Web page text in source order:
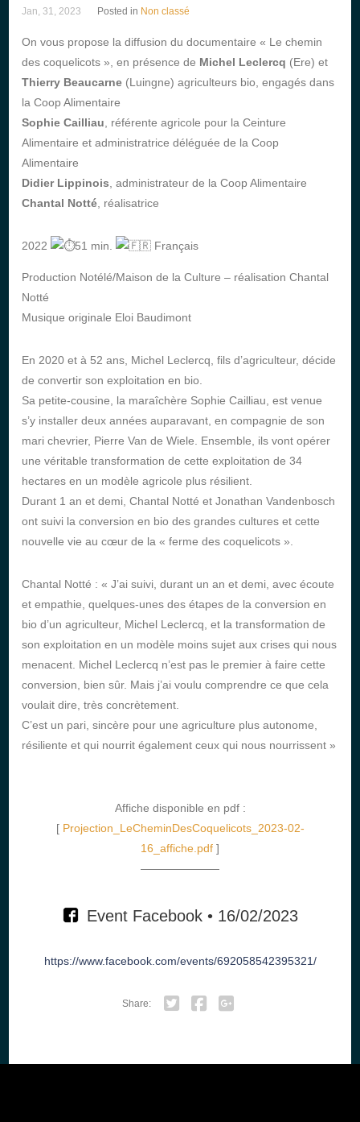
Jan, 31, 2023 Posted in Non classé
On vous propose la diffusion du documentaire « Le chemin
des coquelicots », en présence de Michel Leclercq (Ere) et
Thierry Beaucarne (Luingne) agriculteurs bio, engagés dans
la Coop Alimentaire
Sophie Cailliau , référente agricole pour la Ceinture
Alimentaire et administratrice déléguée de la Coop
Alimentaire
Didier Lippinois , administrateur de la Coop Alimentaire
Chantal Notté , réalisatrice
2022 51 min. Français
Production Notélé/Maison de la Culture – réalisation Chantal
Notté
Musique originale Eloi Baudimont
En 2020 et à 52 ans, Michel Leclercq, fils d’agriculteur, décide
de convertir son exploitation en bio.
Sa petite-cousine, la maraîchère Sophie Cailliau, est venue
s’y installer deux années auparavant, en compagnie de son
mari chevrier, Pierre Van de Wiele. Ensemble, ils vont opérer
une véritable transformation de cette exploitation de 34
hectares en un modèle agricole plus résilient.
Durant 1 an et demi, Chantal Notté et Jonathan Vandenbosch
ont suivi la conversion en bio des grandes cultures et cette
nouvelle vie au cœur de la « ferme des coquelicots ».
Chantal Notté : « J’ai suivi, durant un an et demi, avec écoute
et empathie, quelques-unes des étapes de la conversion en
bio d’un agriculteur, Michel Leclercq, et la transformation de
son exploitation en un modèle moins sujet aux crises qui nous
menacent. Michel Leclercq n’est pas le premier à faire cette
conversion, bien sûr. Mais j’ai voulu comprendre ce que cela
voulait dire, très concrètement.
C’est un pari, sincère pour une agriculture plus autonome,
résiliente et qui nourrit également ceux qui nous nourrissent »
Affiche disponible en pdf :
[ Projection_LeCheminDesCoquelicots_2023-02-
16_affiche.pdf ]
———————
Event Facebook • 16/02/2023
https://www.facebook.com/events/692058542395321/
Share: